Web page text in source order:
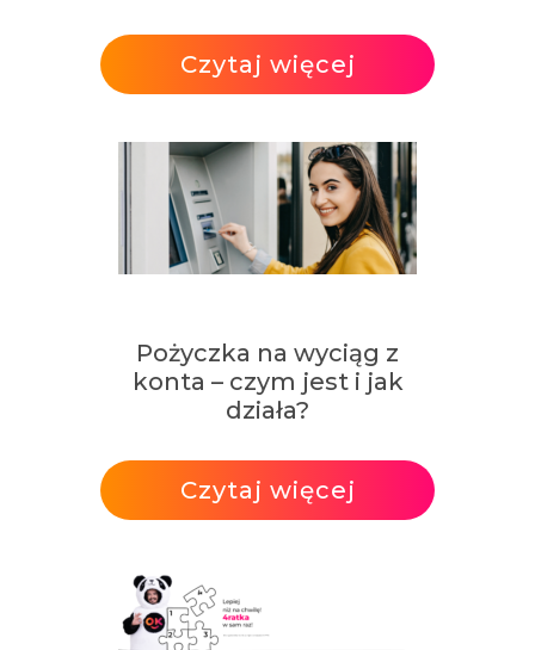
Czytaj więcej
Pożyczka na wyciąg z
konta – czym jest i jak
działa?
Czytaj więcej